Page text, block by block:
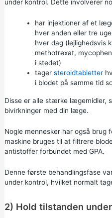
under kontrol. Dette involverer
har injektioner af et
hver anden eller tre
hver dag (lejlighedsvis
methotrexat,
i stedet)
tager steroidtabletter
i blodet på samme tid
Disse er alle stærke lægemidler,
bivirkninger med din læge.
Nogle mennesker har også brug
maskine bruges til at filtrere
antistoffer forbundet med GPA.
Denne første behandlingsfase
under kontrol, hvilket normalt
2) Hold tilstanden